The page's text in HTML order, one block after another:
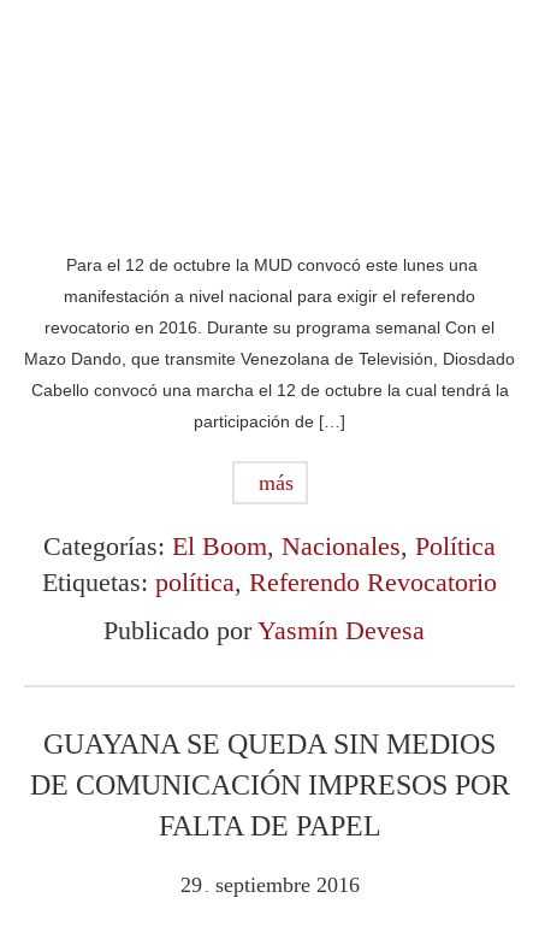
Para el 12 de octubre la MUD convocó este lunes una
manifestación a nivel nacional para exigir el referendo
revocatorio en 2016. Durante su programa semanal Con el
Mazo Dando, que transmite Venezolana de Televisión, Diosdado
Cabello convocó una marcha el 12 de octubre la cual tendrá la
participación de […]
más
Categorías: El Boom, Nacionales, Política
Etiquetas: política, Referendo Revocatorio
Publicado porYasmín Devesa
GUAYANA SE QUEDA SIN MEDIOS
DE COMUNICACIÓN IMPRESOS POR
FALTA DE PAPEL
29 . septiembre 2016